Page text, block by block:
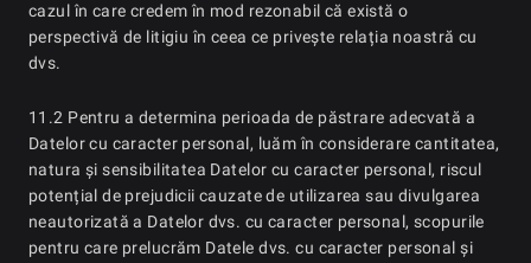
cazul în care credem în mod rezonabil că există o
perspectivă de litigiu în ceea ce privește relația noastră cu
dvs.
11.2 Pentru a determina perioada de păstrare adecvată a
Datelor cu caracter personal, luăm în considerare cantitatea,
natura și sensibilitatea Datelor cu caracter personal, riscul
potențial de prejudicii cauzate de utilizarea sau divulgarea
neautorizată a Datelor dvs. cu caracter personal, scopurile
pentru care prelucrăm Datele dvs. cu caracter personal și